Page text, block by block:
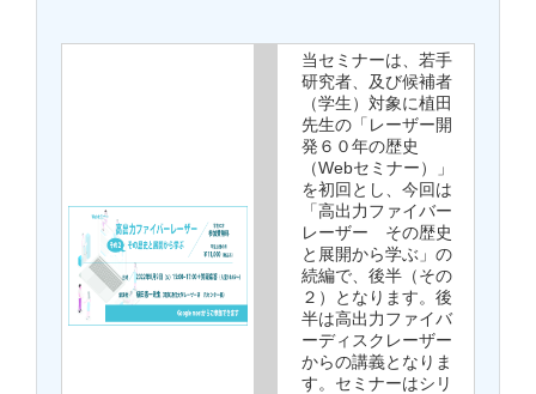
当セミナーは、若手
研究者、及び候補者
（学生）対象に植田
先生の「レーザー開
発６０年の歴史
（Webセミナー）」
を初回とし、今回は
「高出力ファイバー
レーザー その歴史
と展開から学ぶ」の
続編で、後半（その
２）となります。後
半は高出力ファイバ
ーディスクレーザー
からの講義となりま
す。セミナーはシリ